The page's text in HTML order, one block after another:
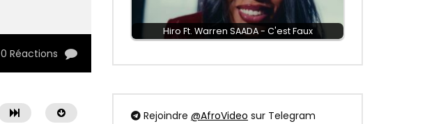
0 Réactions
Hiro Ft. Warren SAADA - C'est Faux
Rejoindre @AfroVideo sur Telegram